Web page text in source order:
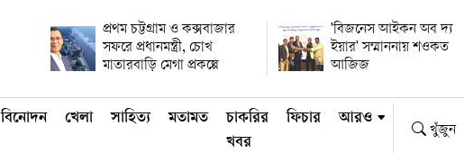
প্রথম চট্টগ্রাম ও কক্সবাজার
সফরে প্রধানমন্ত্রী, চোখ
মাতারবাড়ি মেগা প্রকল্পে
'বিজনেস আইকন অব দ্য
ইয়ার' সম্মাননায় শওকত
আজিজ
বিনোদন খেলা সাহিত্য মতামত
চাকরির
খবর
ফিচার আরও
খুঁজুন